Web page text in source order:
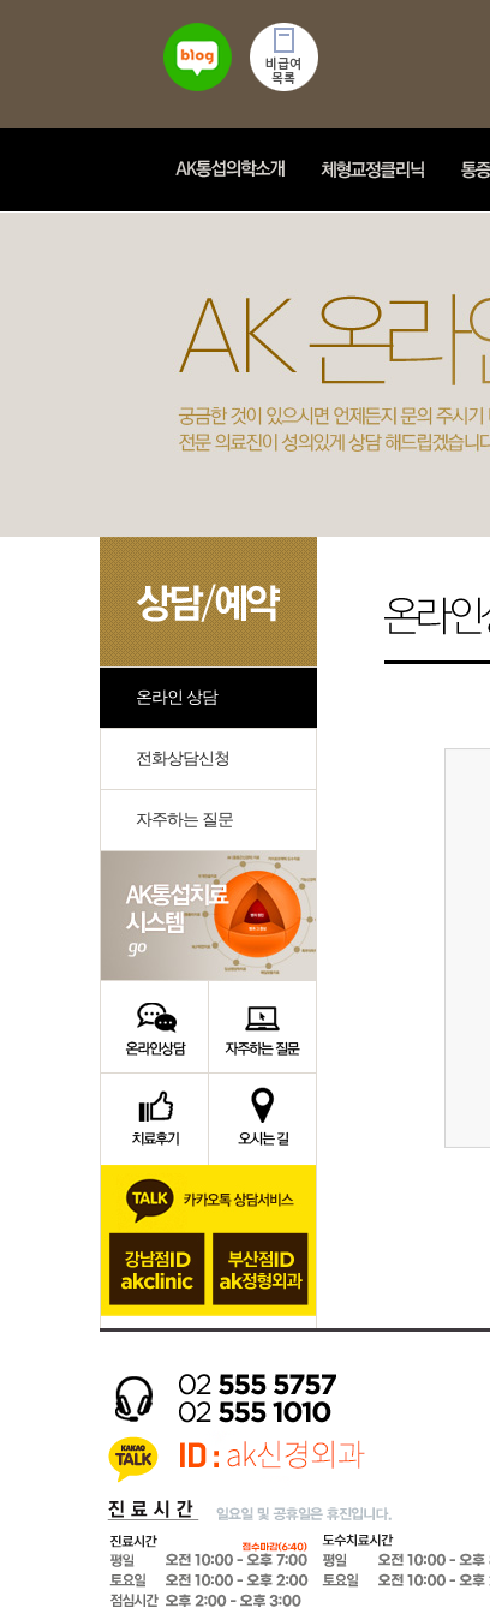
온라인 상담
전화상담신청
자주하는 질문